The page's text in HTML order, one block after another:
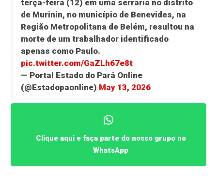
terça-feira (12) em uma serraria no distrito
de Murinin, no município de Benevides, na
Região Metropolitana de Belém, resultou na
morte de um trabalhador identificado
apenas como Paulo.
pic.twitter.com/GaZLh67e8t
— Portal Estado do Pará Online
(@Estadopaonline) May 13, 2026
Clique aqui e faça parte do nosso grupo no
WhatsApp